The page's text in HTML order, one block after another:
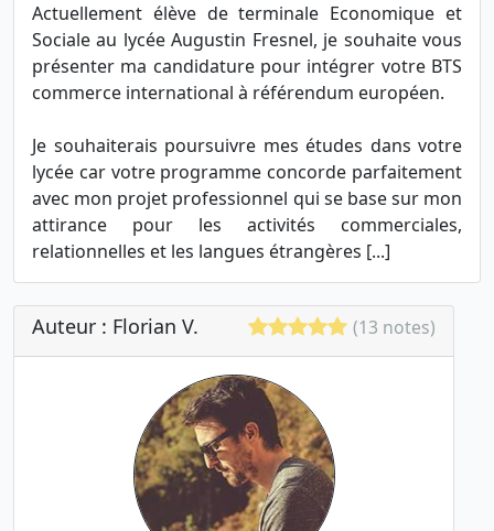
Actuellement élève de terminale Economique et
Sociale au lycée Augustin Fresnel, je souhaite vous
présenter ma candidature pour intégrer votre BTS
commerce international à référendum européen.
Je souhaiterais poursuivre mes études dans votre
lycée car votre programme concorde parfaitement
avec mon projet professionnel qui se base sur mon
attirance pour les activités commerciales,
relationnelles et les langues étrangères [...]
Auteur : Florian V. (13 notes)